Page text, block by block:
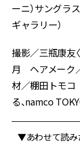
ーニ）サングラ
ギャラリー）
撮影／三瓶康友
月 ヘアメーク
材／棚田トモ
る、namco
▼あわせて読み